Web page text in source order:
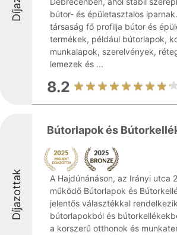
bútor- és épületasztalos
társaság fő profilja bútor és
termékek, például bútorlapok,
munkalapok, szerelvények,
lemezek és ...
8.2
Díjazottak
Bútorlapok és
A Hajdúnánáson, az Irányi utca
működő Bútorlapok és
jelentős választékkal rendelkezik
bútorlapokból és
a korszerű otthonok és